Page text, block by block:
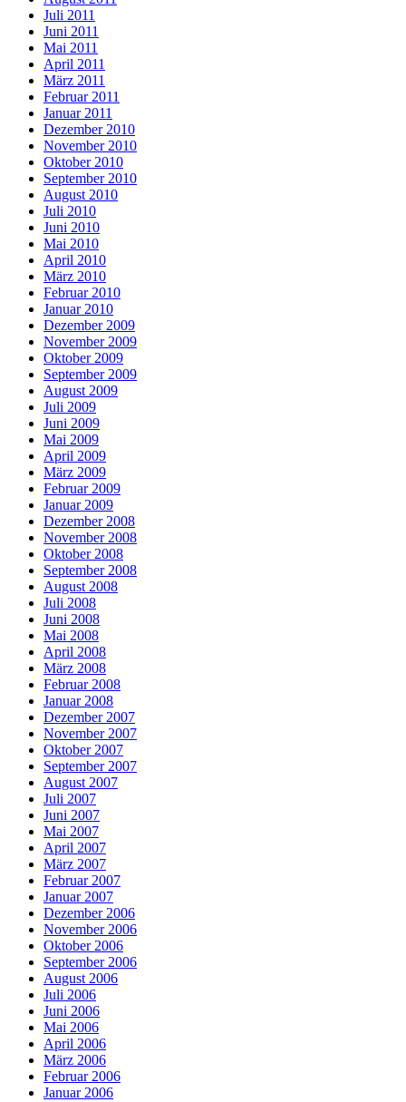
Juli 2011
Juni 2011
Mai 2011
April 2011
März 2011
Februar 2011
Januar 2011
Dezember 2010
November 2010
Oktober 2010
September 2010
August 2010
Juli 2010
Juni 2010
Mai 2010
April 2010
März 2010
Februar 2010
Januar 2010
Dezember 2009
November 2009
Oktober 2009
September 2009
August 2009
Juli 2009
Juni 2009
Mai 2009
April 2009
März 2009
Februar 2009
Januar 2009
Dezember 2008
November 2008
Oktober 2008
September 2008
August 2008
Juli 2008
Juni 2008
Mai 2008
April 2008
März 2008
Februar 2008
Januar 2008
Dezember 2007
November 2007
Oktober 2007
September 2007
August 2007
Juli 2007
Juni 2007
Mai 2007
April 2007
März 2007
Februar 2007
Januar 2007
Dezember 2006
November 2006
Oktober 2006
September 2006
August 2006
Juli 2006
Juni 2006
Mai 2006
April 2006
März 2006
Februar 2006
Januar 2006